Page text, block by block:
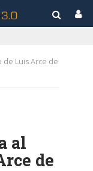
de Luis Arce de
al
de